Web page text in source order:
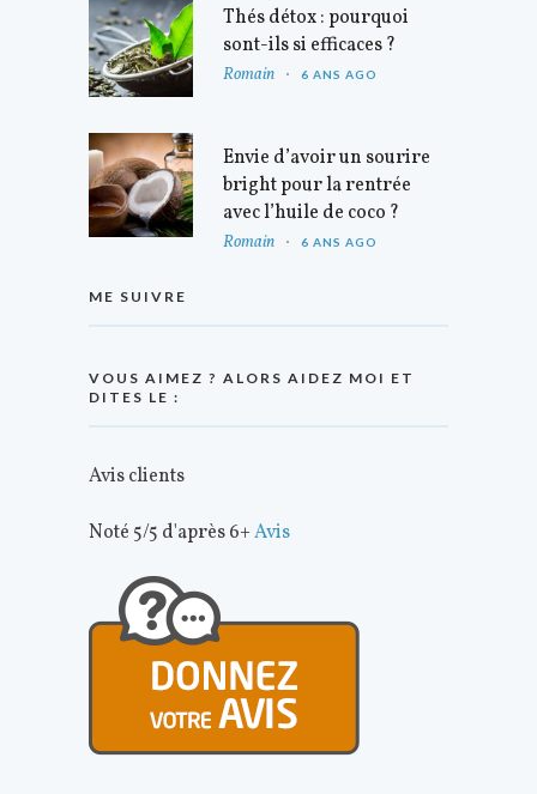
Thés détox : pourquoi
sont-ils si efficaces ?
Romain 6 ANS AGO
Envie d’avoir un sourire
bright pour la rentrée
avec l’huile de coco ?
Romain 6 ANS AGO
ME SUIVRE
VOUS AIMEZ ? ALORS AIDEZ MOI ET
DITES LE :
Avis clients
Noté 5/5 d'après 6+Avis